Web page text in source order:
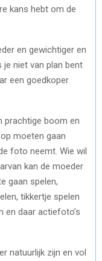
kans hebt om de
en gewichtiger en
je niet van plan bent
een goedkoper
prachtige boom en
moeten gaan
foto neemt. Wie wil
kan de moeder
gaan spelen,
tikkertje spelen
en daar actiefoto’s
natuurlijk zijn en vol